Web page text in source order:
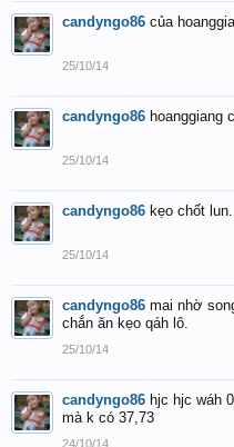
candyngo86 của
25/10/14
candyngo86 hoanggiang
25/10/14
candyngo86 kẹo chốt
25/10/14
candyngo86 mai nhờ
chắn ăn kẹo qáh lô.
25/10/14
candyngo86 hjc hjc wáh
mà k có 37,73
24/10/14